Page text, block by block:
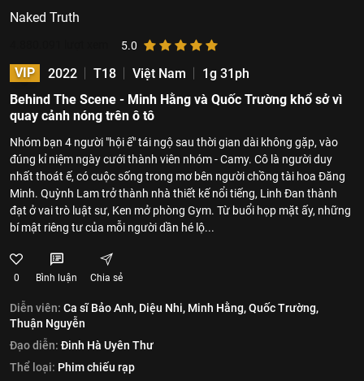
Naked Truth
5.0
VIP 2022 T18 Việt Nam
1g 31ph
Behind The Scene - Minh Hằng và Quốc Trường khổ sở vì
quay cảnh nóng trên ô tô
Nhóm bạn 4 người "hội ế" tái ngộ sau thời gian dài không gặp, vào
đúng kỉ niệm ngày cưới thành viên nhóm - Camy. Cô là người duy
nhất thoát ế, có cuộc sống trong mơ bên người chồng tài hoa Đăng
Minh. Quỳnh Lam trở thành nhà thiết kế nổi tiếng, Linh Đan thành
đạt ở vai trò luật sư, Ken mở phòng Gym. Từ buổi họp mặt ấy, những
bí mật riêng tư của mỗi người dần hé lộ...
0 Bình luận Chia sẻ
Diễn viên: Ca sĩ Bảo Anh, Diệu Nhi, Minh Hằng,Quốc Trường,
Thuận Nguyễn
Đạo diễn: Đinh Hà Uyên Thư
Thể loại: Phim chiếu rạp